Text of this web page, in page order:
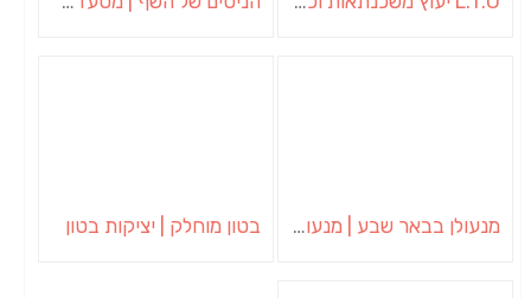
מנעולן בבאר שבע | מנעולן באופקים | ויטלי המנעולן בטון מוחלק | יציקות בטון